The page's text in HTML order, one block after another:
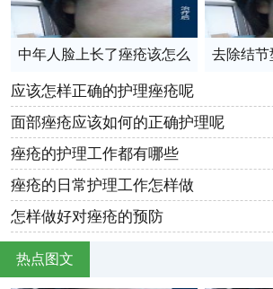
中年人脸上长了痤疮该怎么
护理
去除结节
应该怎样正确的护理痤疮呢
面部痤疮应该如何的正确护理呢
痤疮的护理工作都有哪些
痤疮的日常护理工作怎样做
怎样做好对痤疮的预防
热点图文